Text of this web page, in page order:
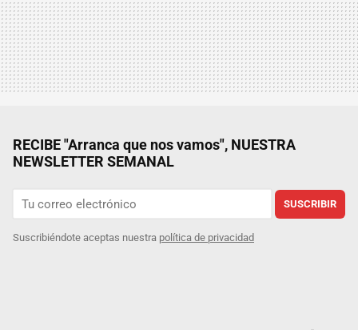
RECIBE "Arranca que nos vamos", NUESTRA
NEWSLETTER SEMANAL
SUSCRIBIR
Suscribiéndote aceptas nuestra política de privacidad